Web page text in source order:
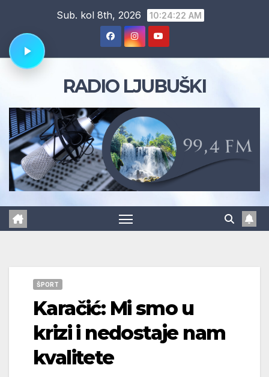
content
Sub. kol 8th, 2026 10:24:23 AM
RADIO LJUBUŠKI
ŠPORT
Karačić: Mi smo u
krizi i nedostaje nam
kvalitete